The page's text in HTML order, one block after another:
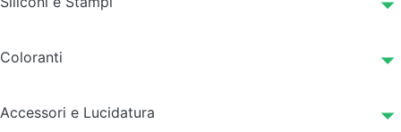
Coloranti
Accessori e Lucidatura